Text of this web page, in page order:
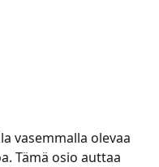
vasemmalla olevaa
Tämä osio auttaa